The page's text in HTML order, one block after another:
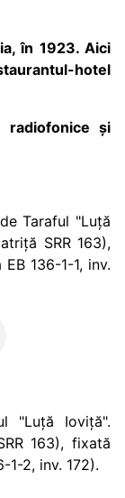
în 1923. Aici
hotel
radiofonice și
Taraful "Luță
SRR 163),
136-1-1, inv.
"Luță Ioviță".
163), fixată
1-2, inv. 172).